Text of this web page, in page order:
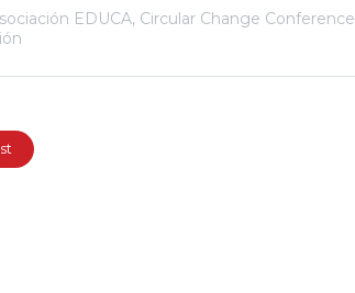
EDUCA, Circular Change Conference